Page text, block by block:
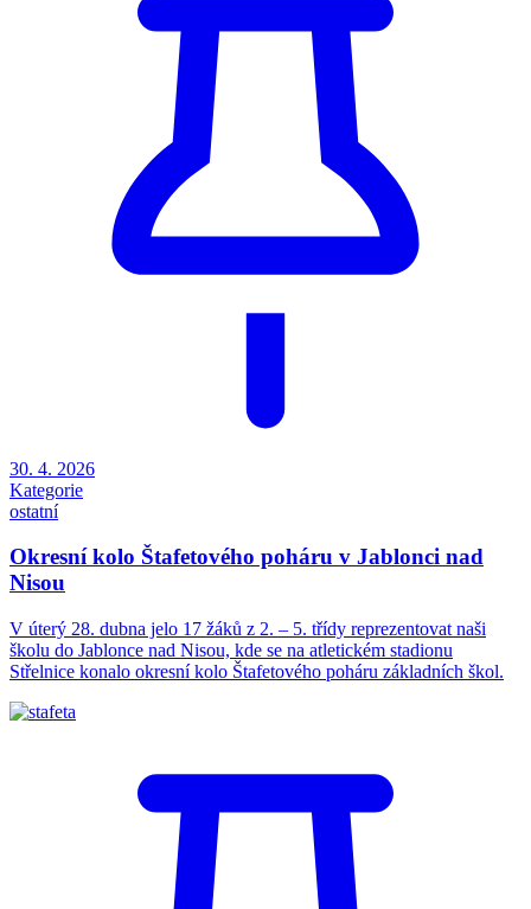
30. 4. 2026
Kategorie
ostatní
Okresní kolo Štafetového poháru v Jablonci nad
Nisou
V úterý 28. dubna jelo 17 žáků z 2. – 5. třídy reprezentovat naši
školu do Jablonce nad Nisou, kde se na atletickém stadionu
Střelnice konalo okresní kolo Štafetového poháru základních škol.